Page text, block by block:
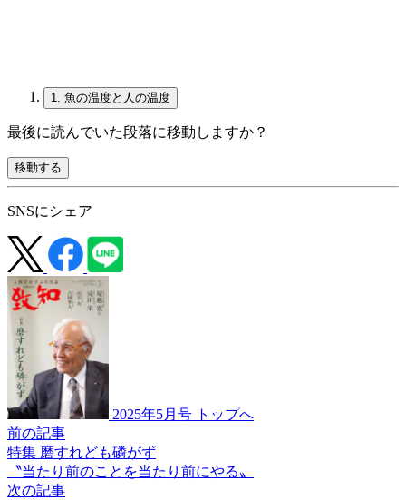
1. 魚の温度と人の温度
最後に読んでいた段落に移動しますか？
移動する
SNSにシェア
2025年5月号 トップへ
前の記事
特集 磨すれども磷がず
〝当たり前のことを当たり前にやる〟
次の記事